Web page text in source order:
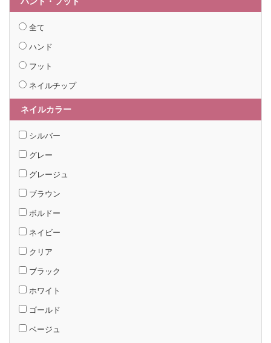
全て
ハンド
フット
ネイルチップ
ネイルカラー
シルバー
グレー
グレージュ
ブラウン
ボルドー
ネイビー
クリア
ブラック
ホワイト
ゴールド
ベージュ